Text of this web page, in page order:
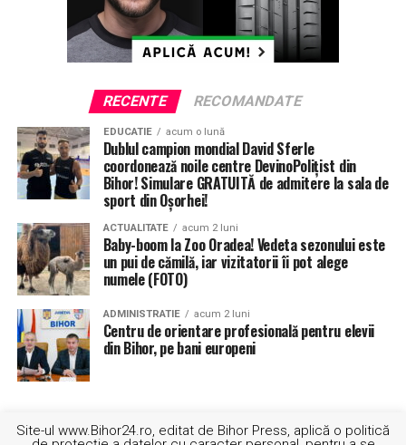
RECENTE RECOMANDATE
EDUCATIE acum o lună
Dublul campion mondial David Sferle
coordonează noile centre DevinoPolițist din
Bihor! Simulare GRATUITĂ de admitere la sala de
sport din Oșorhei!
ACTUALITATE acum 2 luni
Baby-boom la Zoo Oradea! Vedeta sezonului este
un pui de cămilă, iar vizitatorii îi pot alege
numele (FOTO)
ADMINISTRATIE acum 2 luni
Centru de orientare profesională pentru elevii
din Bihor, pe bani europeni
Site-ul www.Bihor24.ro, editat de Bihor Press, aplică o politică